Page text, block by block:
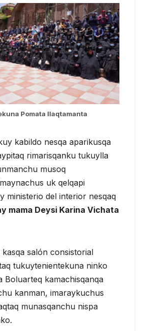
Pomata llaqtamanta
kabildo nesqa aparikusqa
rimarisqanku tukuylla
musoq
uk qelqapi
ministerio del interior nesqaq
mama Deysi Karina Vichata
salón consistorial
tukuytenientekuna ninko
Boluarteq kamachisqanqa
kanman, imaraykuchus
munasqanchu nispa